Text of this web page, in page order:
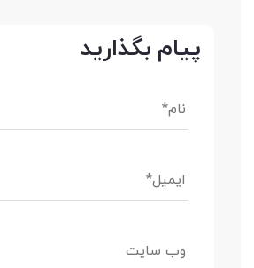
پیام بگذارید